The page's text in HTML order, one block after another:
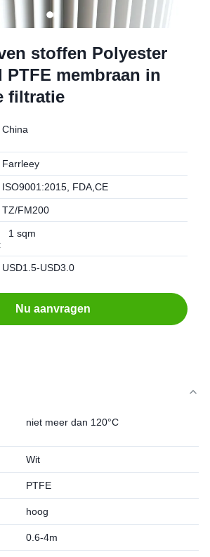
stoffen Polyester
membraan in
filtratie
China
Farrleey
ISO9001:2015, FDA,CE
TZ/FM200
1 sqm
USD1.5-USD3.0
Nu aanvragen
niet meer dan 120°C
Wit
PTFE
hoog
0.6-4m